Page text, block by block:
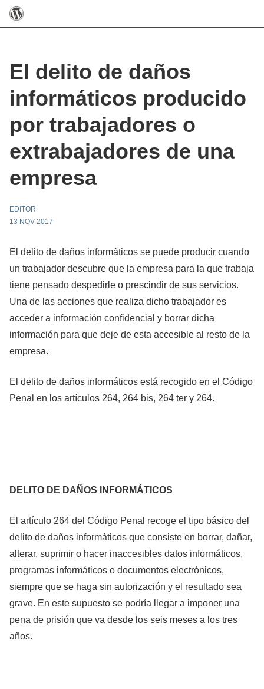
El delito de daños
informáticos producido
por trabajadores o
extrabajadores de una
empresa
EDITOR
13 NOV 2017
El delito de daños informáticos se puede producir cuando
un trabajador descubre que la empresa para la que trabaja
tiene pensado despedirle o prescindir de sus servicios.
Una de las acciones que realiza dicho trabajador es
acceder a información confidencial y borrar dicha
información para que deje de esta accesible al resto de la
empresa.
El delito de daños informáticos está recogido en el Código
Penal en los artículos 264, 264 bis, 264 ter y 264.
DELITO DE DAÑOS INFORMÁTICOS
El artículo 264 del Código Penal recoge el tipo básico del
delito de daños informáticos que consiste en borrar, dañar,
alterar, suprimir o hacer inaccesibles datos informáticos,
programas informáticos o documentos electrónicos,
siempre que se haga sin autorización y el resultado sea
grave. En este supuesto se podría llegar a imponer una
pena de prisión que va desde los seis meses a los tres
años.